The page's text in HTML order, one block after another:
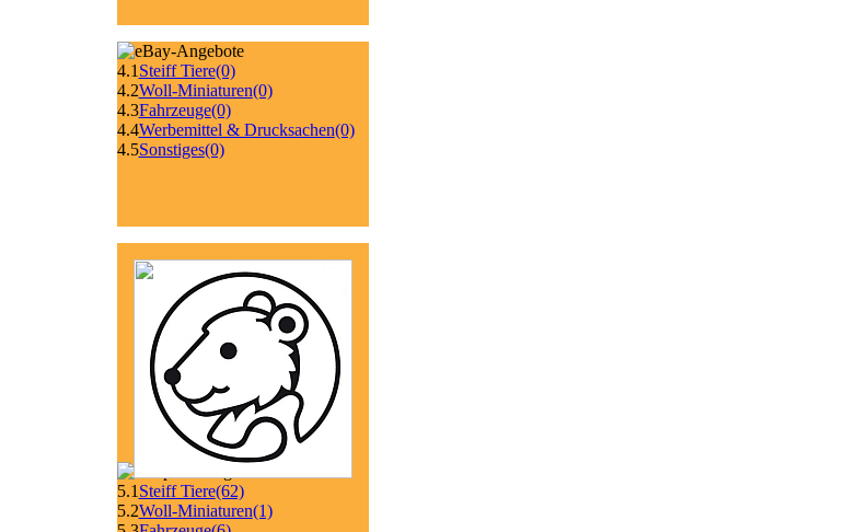
4.1 Steiff Tiere(0)
4.2Woll-Miniaturen(0)
4.3Fahrzeuge(0)
4.4Werbemittel & Drucksachen(0)
4.5Sonstiges(0)
5.1 Steiff Tiere(62)
5.2Woll-Miniaturen(1)